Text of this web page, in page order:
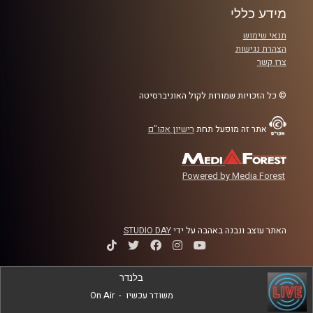
הפוכות מכוונותיה המקוריות
קרדיט תמונות:
מידע כללי
תנאי שימוש
הצהרת נגישות
צרו קשר
© כל הזכויות שמורות לקול האוניברסיטה
אתר זה מופעל תחת רישיון אקו"ם
Powered by Media Forest
האתר עוצב ונבנה באהבה על ידיSTUDIO DAY
בלנדר
משודר עכשיו -
On Air